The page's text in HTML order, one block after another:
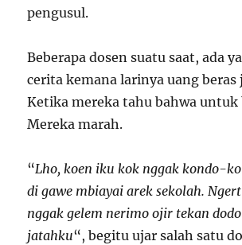
pengusul.
Beberapa dosen suatu saat, ada
cerita kemana larinya uang
Ketika mereka tahu bahwa untuk
Mereka marah.
“Lho, koen iku kok nggak kondo-
di gawe mbiayai arek sekolah.
nggak gelem nerimo ojir tekan
jatahku“, begitu ujar salah satu